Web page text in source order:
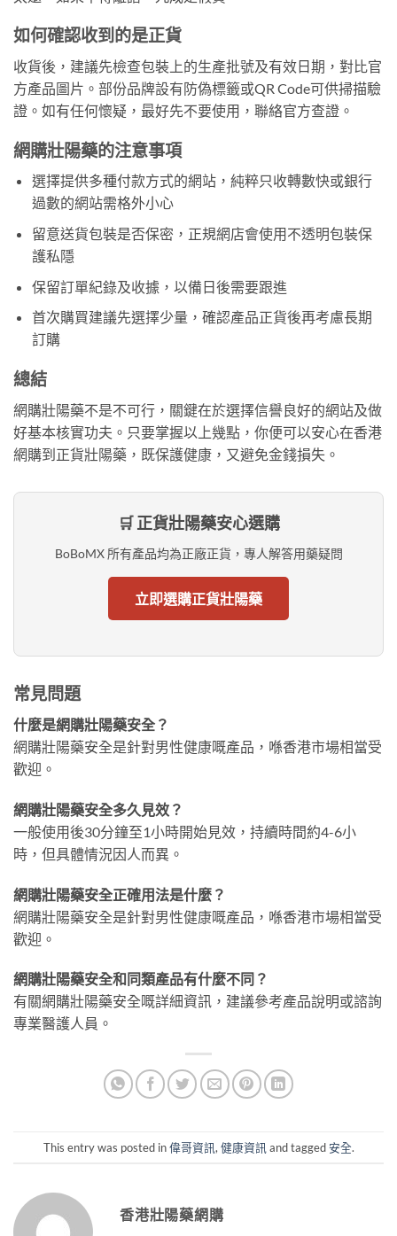
如何確認收到的是正貨
收貨後，建議先檢查包裝上的生產批號及有效日期，對比官
方產品圖片。部份品牌設有防偽標籤或QR Code可供掃描驗
證。如有任何懷疑，最好先不要使用，聯絡官方查證。
網購壯陽藥的注意事項
選擇提供多種付款方式的網站，純粹只收轉數快或銀行
過數的網站需格外小心
留意送貨包裝是否保密，正規網店會使用不透明包裝保
護私隱
保留訂單紀錄及收據，以備日後需要跟進
首次購買建議先選擇少量，確認產品正貨後再考慮長期
訂購
總結
網購壯陽藥不是不可行，關鍵在於選擇信譽良好的網站及做
好基本核實功夫。只要掌握以上幾點，你便可以安心在香港
網購到正貨壯陽藥，既保護健康，又避免金錢損失。
🛒 正貨壯陽藥安心選購
BoBoMX 所有產品均為正廠正貨，專人解答用藥疑問
立即選購正貨壯陽藥
常見問題
什麼是網購壯陽藥安全？
網購壯陽藥安全是針對男性健康嘅產品，喺香港市場相當受
歡迎。
網購壯陽藥安全多久見效？
一般使用後30分鐘至1小時開始見效，持續時間約4-6小
時，但具體情況因人而異。
網購壯陽藥安全正確用法是什麼？
網購壯陽藥安全是針對男性健康嘅產品，喺香港市場相當受
歡迎。
網購壯陽藥安全和同類產品有什麼不同？
有關網購壯陽藥安全嘅詳細資訊，建議參考產品說明或諮詢
專業醫護人員。
This entry was posted in偉哥資訊, 健康資訊 and tagged安全.
香港壯陽藥網購